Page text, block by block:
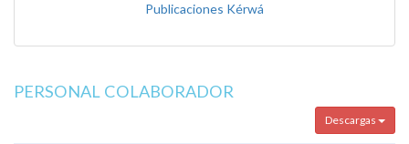
Publicaciones Kérwá
PERSONAL COLABORADOR
Descargas